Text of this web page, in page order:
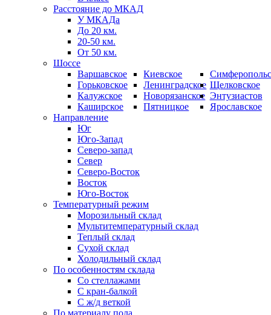
Расстояние до МКАД
У МКАДа
До 20 км.
20-50 км.
От 50 км.
Шоссе
Варшавское
Горьковское
Калужское
Каширское
Киевское
Ленинградское
Новорязанское
Пятницкое
Щелковское
Энтузиастов
Ярославское
Направление
Юг
Юго-Запад
Северо-запад
Север
Северо-Восток
Восток
Юго-Восток
Температурный режим
Морозильный склад
Мультитемпературный склад
Теплый склад
Сухой склад
Холодильный склад
По особенностям склада
Со стеллажами
С кран-балкой
С ж/д веткой
По материалу пола